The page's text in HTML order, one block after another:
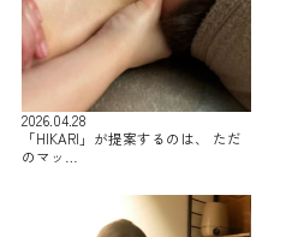
2026.04.28
「HIKARI」が提案するのは、 ただ
のマッ…